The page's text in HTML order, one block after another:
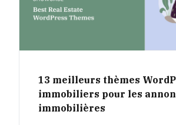
13 meilleurs thèmes
immobiliers pour les
immobilières